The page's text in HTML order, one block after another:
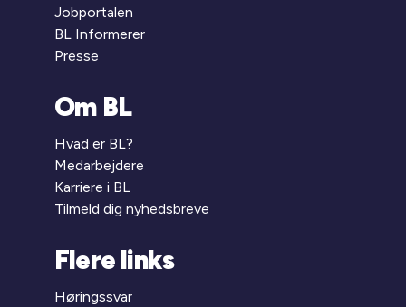
Jobportalen
BL Informerer
Presse
Om BL
Hvad er BL?
Medarbejdere
Karriere i BL
Tilmeld dig nyhedsbreve
Flere links
Høringssvar